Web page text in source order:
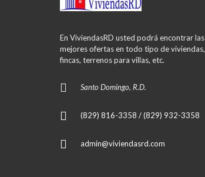
En ViviendasRD usted podrá encontrar las
mejores ofertas en todo tipo de viviendas,
fincas, terrenos para villas, etc.
Santo Domingo, R.D.
(829) 816-3358 / (829) 932-3358
admin@viviendasrd.com